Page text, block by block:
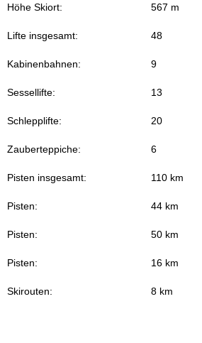
Höhe Skiort: 567 m
Lifte insgesamt: 48
Kabinenbahnen: 9
Sessellifte: 13
Schlepplifte: 20
Zauberteppiche: 6
Pisten insgesamt: 110 km
Pisten: 44 km
Pisten: 50 km
Pisten: 16 km
Skirouten: 8 km